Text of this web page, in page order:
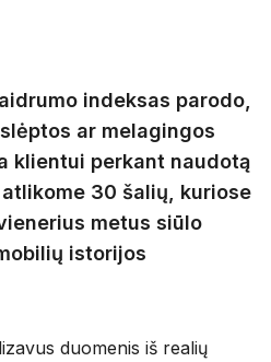
indeksas parodo,
ar melagingos
klientui perkant naudotą
30 šalių, kuriose
metus siūlo
istorijos
duomenis iš realių